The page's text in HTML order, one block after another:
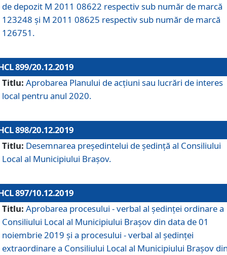
de depozit M 2011 08622 respectiv sub număr de marcă
123248 și M 2011 08625 respectiv sub număr de marcă
126751.
899/20.12.2019
Titlu: Aprobarea Planului de acţiuni sau lucrări de interes
local pentru anul 2020.
898/20.12.2019
Titlu: Desemnarea preşedintelui de şedinţă al Consiliului
Local al Municipiului Braşov.
897/10.12.2019
Titlu: Aprobarea procesului - verbal al şedinţei ordinare a
Consiliului Local al Municipiului Brașov din data de 01
noiembrie 2019 și a procesului - verbal al ședinței
extraordinare a Consiliului Local al Municipiului Brașov